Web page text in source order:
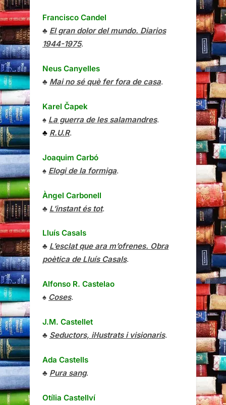
Francisco Candel
♣ El gran dolor del mundo. Diarios
1944-1975.
Neus Canyelles
♣ Mai no sé què fer fora de casa.
Karel Čapek
♠ La guerra de les salamandres.
♣ R.U.R.
Joaquim Carbó
♠ Elogi de la formiga.
Àngel Carbonell
♣ L’instant és tot.
Lluís Casals
♣ L’esclat que ara m’ofrenes. Obra
poètica de Lluís Casals.
Alfonso R. Castelao
♠ Coses.
J.M. Castellet
♣ Seductors, il·lustrats i visionaris.
Ada Castells
♣ Pura sang.
Otília Castellví